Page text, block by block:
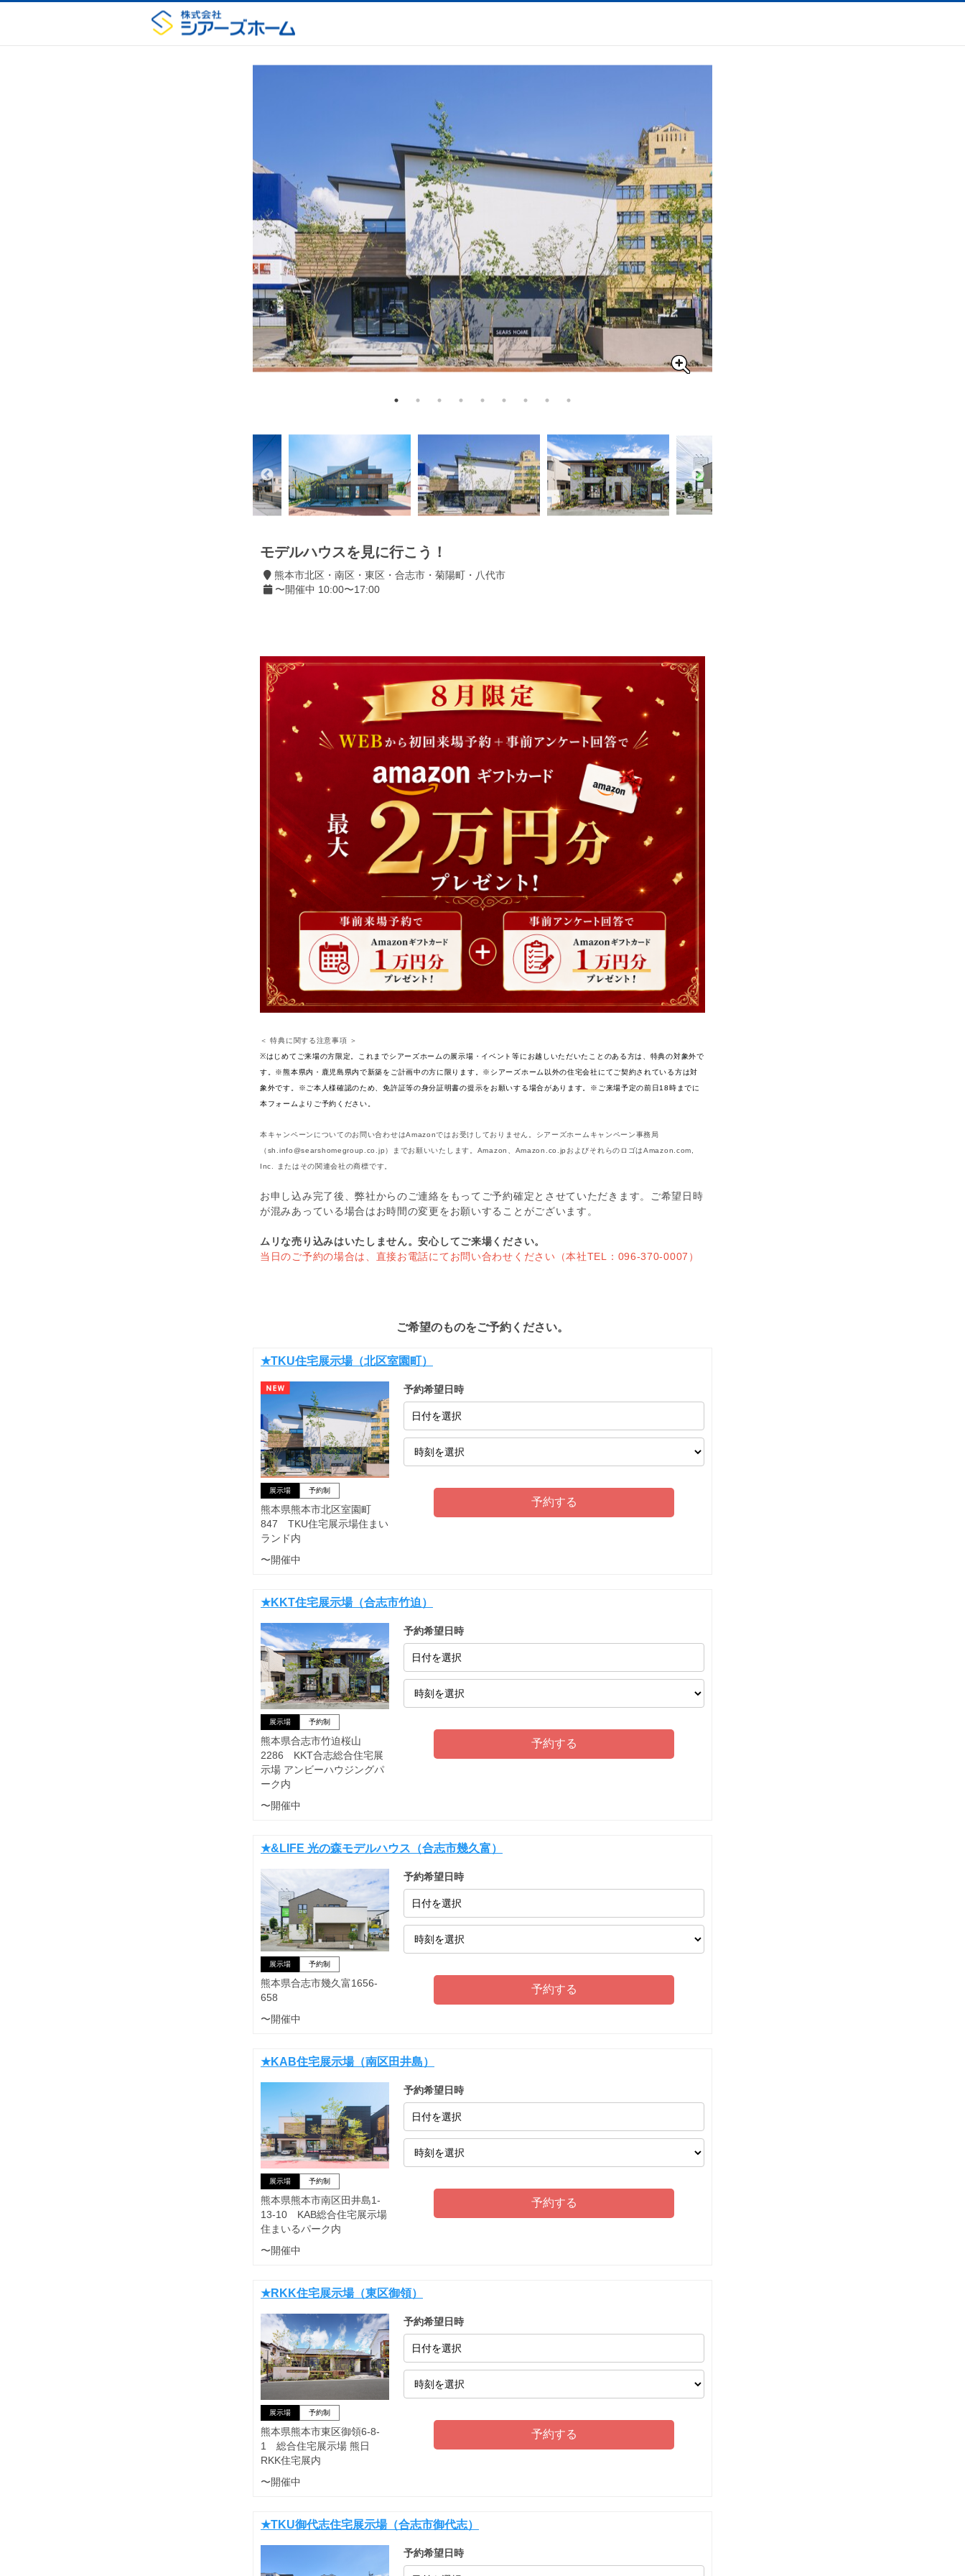
モデルハウスを見に行こう！
熊本市北区・南区・東区・合志市・菊陽町・八代市
〜開催中 10:00〜17:00
＜ 特典に関する注意事項 ＞
※はじめてご来場の方限定。これまでシアーズホームの展示場・イベント等にお越しいただいたことのある方は、特典の対象外で
す。※熊本県内・鹿児島県内で新築をご計画中の方に限ります。※シアーズホーム以外の住宅会社にてご契約されている方は対
象外です。※ご本人様確認のため、免許証等の身分証明書の提示をお願いする場合があります。※ご来場予定の前日18時までに
本フォームよりご予約ください。
本キャンペーンについてのお問い合わせはAmazonではお受けしておりません。シアーズホームキャンペーン事務局
（sh.info@searshomegroup.co.jp）までお願いいたします。Amazon、Amazon.co.jpおよびそれらのロゴはAmazon.com,
Inc. またはその関連会社の商標です。
お申し込み完了後、弊社からのご連絡をもってご予約確定とさせていただきます。ご希望日時
が混みあっている場合はお時間の変更をお願いすることがございます。
ムリな売り込みはいたしません。安心してご来場ください。
当日のご予約の場合は、直接お電話にてお問い合わせください（本社TEL：096-370-0007）
ご希望のものをご予約ください。
★TKU住宅展示場（北区室園町）
展示場 予約制
熊本県熊本市北区室園町
847 TKU住宅展示場住まい
ランド内
〜開催中
予約希望日時
日付を選択
★KKT住宅展示場（合志市竹迫）
展示場 予約制
熊本県合志市竹迫桜山
2286 KKT合志総合住宅展
示場 アンビーハウジングパ
ーク内
〜開催中
予約希望日時
日付を選択
★&LIFE 光の森モデルハウス（合志市幾久富）
展示場 予約制
熊本県合志市幾久富1656-
658
〜開催中
予約希望日時
日付を選択
★KAB住宅展示場（南区田井島）
展示場 予約制
熊本県熊本市南区田井島1-
13-10 KAB総合住宅展示場
住まいるパーク内
〜開催中
予約希望日時
日付を選択
★RKK住宅展示場（東区御領）
展示場 予約制
熊本県熊本市東区御領6-8-
1 総合住宅展示場 熊日
RKK住宅展内
〜開催中
予約希望日時
日付を選択
★TKU御代志住宅展示場（合志市御代志）
予約希望日時